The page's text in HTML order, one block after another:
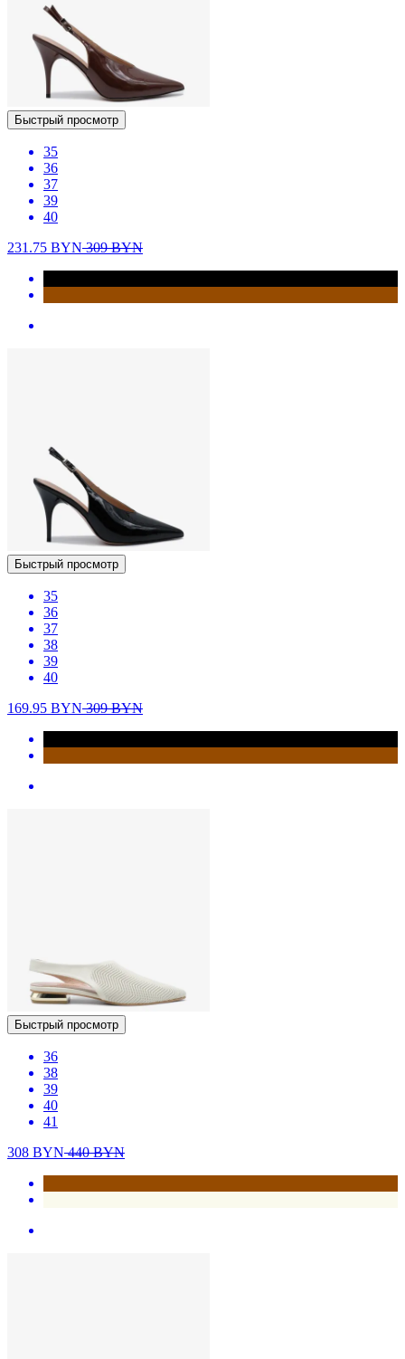
Быстрый просмотр
35
36
37
39
40
231.75 BYN309BYN
Быстрый просмотр
35
36
37
38
39
40
169.95 BYN309BYN
Быстрый просмотр
36
38
39
40
41
308 BYN440BYN